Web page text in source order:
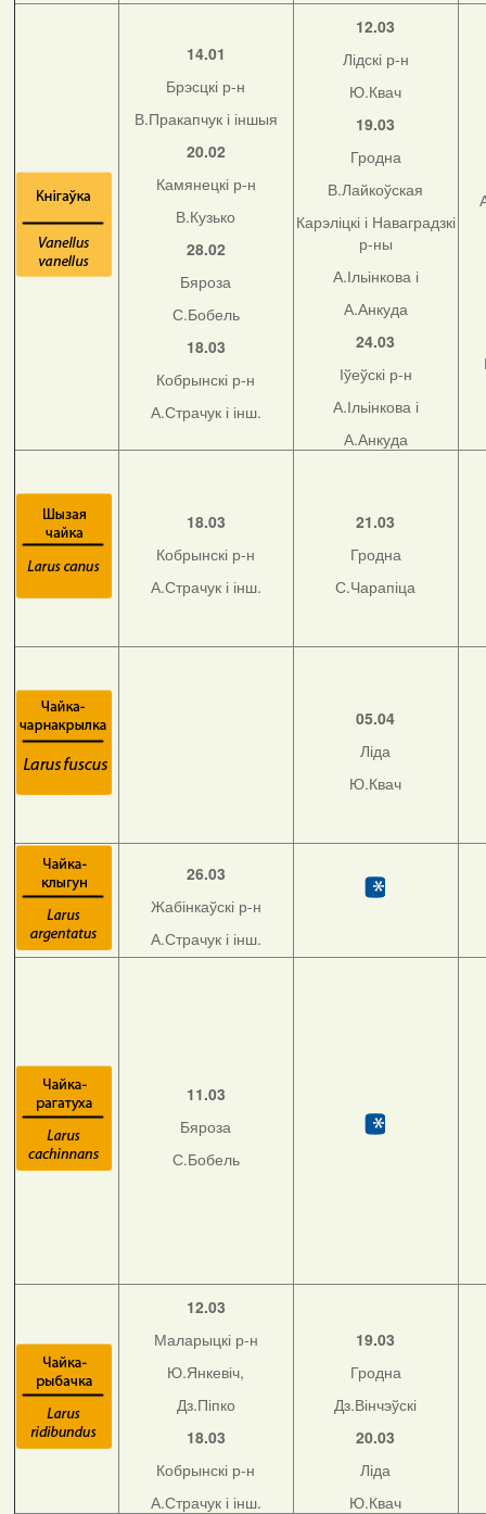
14.01
Брэсцкі р-н
В.Пракапчук і іншыя
20.02
Камянецкі р-н
В.Кузько
28.02
Бяроза
С.Бобель
18.03
Кобрынскі р-н
А.Страчук і інш.
12.03
Лідскі р-н
Ю.Квач
19.03
Гродна
В.Лайкоўская
Карэліцкі і Наваградзкі
р-ны
А.Ільінкова і
А.Анкуда
24.03
Іўеўскі р-н
А.Ільінкова і
А.Анкуда
18.03
Кобрынскі р-н
А.Страчук і інш.
21.03
Гродна
С.Чарапіца
05.04
Ліда
Ю.Квач
26.03
Жабінкаўскі р-н
А.Страчук і інш.
11.03
Бяроза
С.Бобель
12.03
Маларыцкі р-н
Ю.Янкевіч,
Дз.Піпко
18.03
Кобрынскі р-н
А.Страчук і інш.
19.03
Гродна
Дз.Вінчэўскі
20.03
Ліда
Ю.Квач